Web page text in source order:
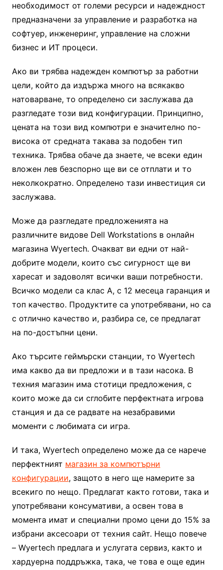
необходимост от големи ресурси и надеждност
предназначени за управление и разработка на
софтуер, инженеринг, управление на сложни
бизнес и ИТ процеси.
Ако ви трябва надежден компютър за работни
цели, който да издържа много на всякакво
натоварване, то определено си заслужава да
разгледате този вид конфигурации. Принципно,
цената на този вид компютри е значително по-
висока от средната такава за подобен тип
техника. Трябва обаче да знаете, че всеки един
вложен лев безспорно ще ви се отплати и то
неколкократно. Определено тази инвестиция си
заслужава.
Може да разгледате предложенията на
различните видове Dell Workstations в онлайн
магазина Wyertech. Очакват ви едни от най-
добрите модели, които със сигурност ще ви
харесат и задоволят всички ваши потребности.
Всичко модели са клас А, с 12 месеца гаранция и
топ качество. Продуктите са употребявани, но са
с отлично качество и, разбира се, се предлагат
на по-достъпни цени.
Ако търсите геймърски станции, то Wyertech
има какво да ви предложи и в тази насока. В
техния магазин има стотици предложения, с
които може да си сглобите перфектната игрова
станция и да се радвате на незабравими
моменти с любимата си игра.
И така, Wyertech определено може да се нарече
перфектният магазин за компютърни
конфигурации, защото в него ще намерите за
всекиго по нещо. Предлагат както готови, така и
употребявани консумативи, а освен това в
момента имат и специални промо цени до 15% за
избрани аксесоари от техния сайт. Нещо повече
– Wyertech предлага и услугата сервиз, както и
хардуерна поддръжка, така, че това е още един